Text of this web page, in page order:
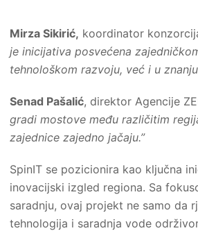
Mirza Sikirić, koordinator
je inicijativa posvećena
tehnološkom razvoju, već i u
Senad Pašalić, direktor Agencije
gradi mostove među različitim
zajednice zajedno jačaju.”
SpinIT se pozicionira kao ključna
inovacijski izgled regiona. Sa
saradnju, ovaj projekt ne samo da
tehnologija i saradnja vode